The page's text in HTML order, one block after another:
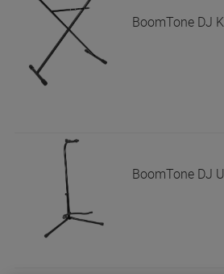
BoomTone DJ
BoomTone DJ